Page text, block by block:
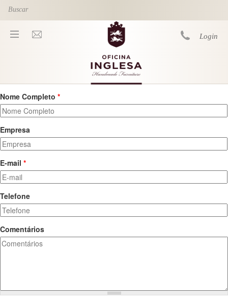
Skip to main content
Login
You are here
Nome Completo *
Empresa
E-mail *
Telefone
Comentários